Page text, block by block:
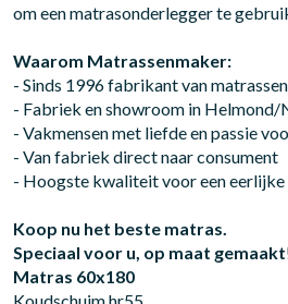
om een matrasonderlegger te
Waarom Matrassenmaker:
- Sinds 1996 fabrikant van matrassen
- Fabriek en showroom in Helmond/
- Vakmensen met liefde en passie
- Van fabriek direct naar consument
- Hoogste kwaliteit voor een eerlijke
Koop nu het beste matras.
Speciaal voor u, op maat gemaakt
Matras 60x180